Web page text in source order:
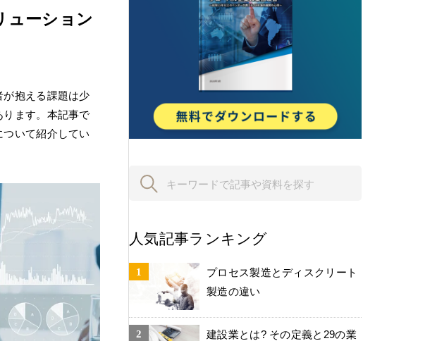
ューション
抱える課題は少
ます。本記事で
いて紹介してい
人気記事ランキング
プロセス製造とディスクリート
製造の違い
建設業とは? その定義と29の業